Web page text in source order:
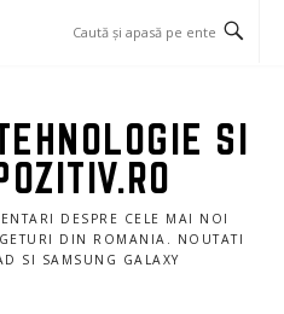
SI
DESPRE CELE MAI NOI
DIN ROMANIA. NOUTATI
SI SAMSUNG GALAXY